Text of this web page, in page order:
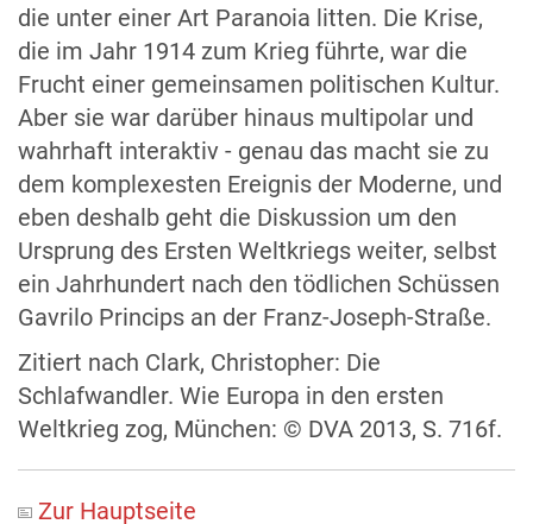
die unter einer Art Paranoia litten. Die Krise,
die im Jahr 1914 zum Krieg führte, war die
Frucht einer gemeinsamen politischen Kultur.
Aber sie war darüber hinaus multipolar und
wahrhaft interaktiv - genau das macht sie zu
dem komplexesten Ereignis der Moderne, und
eben deshalb geht die Diskussion um den
Ursprung des Ersten Weltkriegs weiter, selbst
ein Jahrhundert nach den tödlichen Schüssen
Gavrilo Princips an der Franz-Joseph-Straße.
Zitiert nach Clark, Christopher: Die
Schlafwandler. Wie Europa in den ersten
Weltkrieg zog, München: © DVA 2013, S. 716f.
Zur Hauptseite